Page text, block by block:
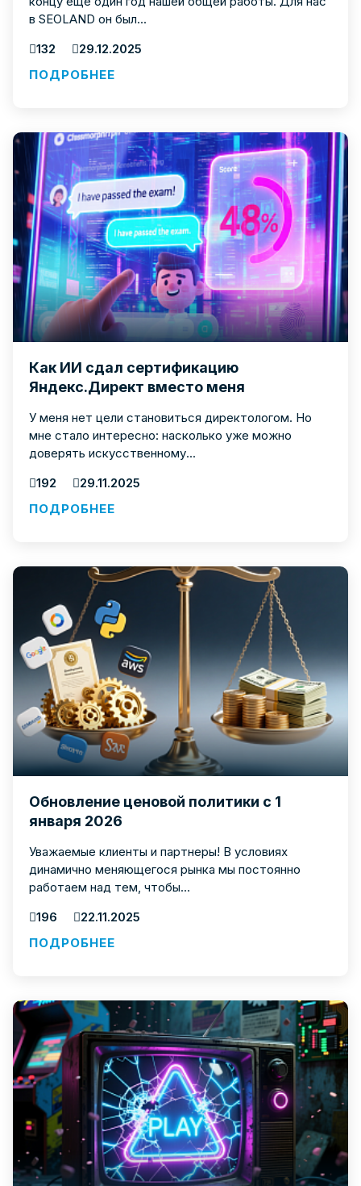
в SEOLAND он был...
132
29.12.2025
ПОДРОБНЕЕ
Как ИИ сдал сертификацию
Яндекс.Директ вместо меня
У меня нет цели становиться директологом. Но
мне стало интересно: насколько уже можно
доверять искусственному...
192
29.11.2025
ПОДРОБНЕЕ
Обновление ценовой политики с 1
января 2026
Уважаемые клиенты и партнеры! В условиях
динамично меняющегося рынка мы постоянно
работаем над тем, чтобы...
196
22.11.2025
ПОДРОБНЕЕ